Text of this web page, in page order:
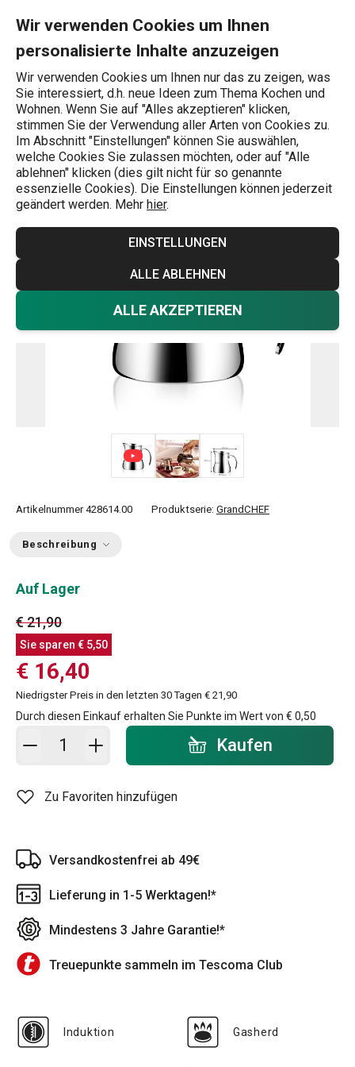
Wir verwenden Cookies um Ihnen
personalisierte Inhalte anzuzeigen
Wir verwenden Cookies um Ihnen nur das zu zeigen, was
Sie interessiert, d.h. neue Ideen zum Thema Kochen und
Wohnen. Wenn Sie auf "Alles akzeptieren" klicken,
stimmen Sie der Verwendung aller Arten von Cookies zu.
Im Abschnitt "Einstellungen" können Sie auswählen,
welche Cookies Sie zulassen möchten, oder auf "Alle
ablehnen" klicken (dies gilt nicht für so genannte
essenzielle Cookies). Die Einstellungen können jederzeit
geändert werden. Mehr hier.
EINSTELLUNGEN
ALLE ABLEHNEN
ALLE AKZEPTIEREN
Wonach suchen Sie?
Tee- und Kaffeezubereitung
Kännchen GrandCHEF 0.5 l
Artikelnummer 428614.00 Produktserie: GrandCHEF
Beschreibung
Auf Lager
€ 21,90
Sie sparen € 5,50
€ 16,40
Niedrigster Preis in den letzten 30 Tagen € 21,90
Durch diesen Einkauf erhalten Sie Punkte im Wert von € 0,50
In den Warenkorb - Menge Kaufen
Zu Favoriten hinzufügen
Versandkostenfrei ab 49€
Lieferung in 1-5 Werktagen!*
Mindestens 3 Jahre Garantie!*
Treuepunkte sammeln im Tescoma Club
Induktion Gasherd